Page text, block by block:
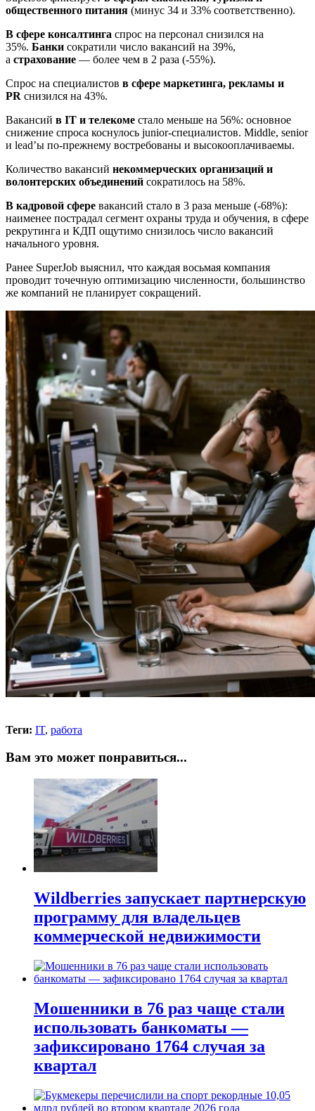
общественного питания (минус 34 и 33% соответственно).
В сфере консалтинга спрос на персонал снизился на
35%. Банки сократили число вакансий на 39%,
а страхование — более чем в 2 раза (-55%).
Спрос на специалистов в сфере маркетинга, рекламы и
PR снизился на 43%.
Вакансий в IT и телекоме стало меньше на 56%: основное
снижение спроса коснулось junior-специалистов. Middle, senior
и lead’ы по-прежнему востребованы и высокооплачиваемы.
Количество вакансий некоммерческих организаций и
волонтерских объединений сократилось на 58%.
В кадровой сфере вакансий стало в 3 раза меньше (-68%):
наименее пострадал сегмент охраны труда и обучения, в сфере
рекрутинга и КДП ощутимо снизилось число вакансий
начального уровня.
Ранее SuperJob выяснил, что каждая восьмая компания
проводит точечную оптимизацию численности, большинство
же компаний не планирует сокращений.
Теги: IT, работа
Вам это может понравиться...
Wildberries запускает партнерскую
программу для владельцев
коммерческой недвижимости
Мошенники в 76 раз чаще стали
использовать банкоматы —
зафиксировано 1764 случая за
квартал